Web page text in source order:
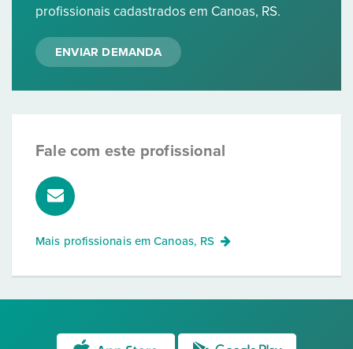
profissionais cadastrados em Canoas, RS.
ENVIAR DEMANDA
Fale com este profissional
Mais profissionais emCanoas, RS